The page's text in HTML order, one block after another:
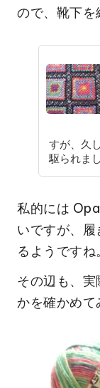
ので、靴下を
すが、久
駆られま
私的には
いですが、
るようですね
その辺も、
かを確かめて